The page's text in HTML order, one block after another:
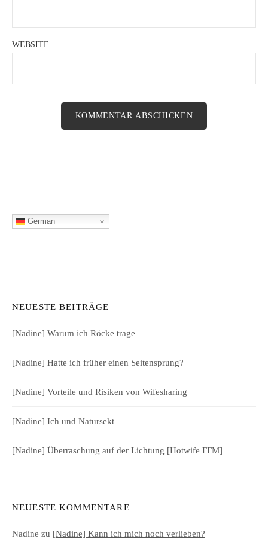
WEBSITE
German
NEUESTE BEITRÄGE
[Nadine] Warum ich Röcke trage
[Nadine] Hatte ich früher einen Seitensprung?
[Nadine] Vorteile und Risiken von Wifesharing
[Nadine] Ich und Natursekt
[Nadine] Überraschung auf der Lichtung [Hotwife FFM]
NEUESTE KOMMENTARE
Nadine zu [Nadine] Kann ich mich noch verlieben?